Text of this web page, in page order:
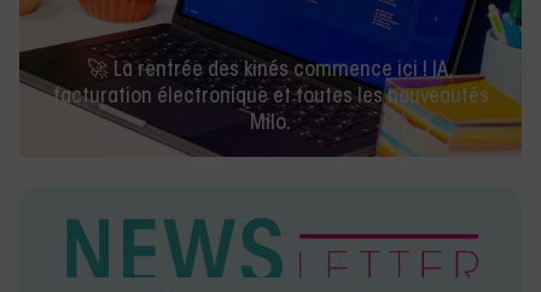
Remettre le
comprendre et
des kinés commence ici ! IA,
et toutes les nouveautés
Milo.